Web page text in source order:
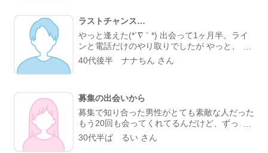
うなるかはわからないけど、出会えてよかった
と思える人になりました。
ラストチャンス…
やっと逢えた(*´∇｀*) 出会って1ヶ月半。ライ
ンと電話だけのやり取りでしたが やっと、 実
際に会うことが叶った。 お互い会うことは諦
めていましたが叶った。 諦めないことが大切
たいと思った。 また会う約束もできた。 こん
な僕と… ありがとう(*´∇｀*)
40代後半 ナナちん さん
募集の出会いから
募集で知り合った男性がとても素敵な人だった
もう20回も会ってくれてるんだけど、ずっと
変わらず紳士的に癒してくれる。仕事の協力も
してくれて、精神的にも頼りっぱなし。 こん
30代半ば るい さん